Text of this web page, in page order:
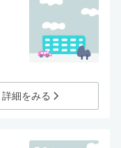
詳細をみる